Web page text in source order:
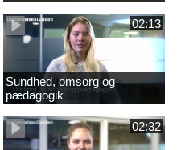
02:13
Sundhed, omsorg og
pædagogik
02:32